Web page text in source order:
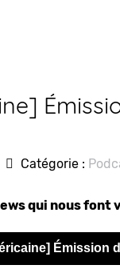
Catégorie :
qui nous
Émission